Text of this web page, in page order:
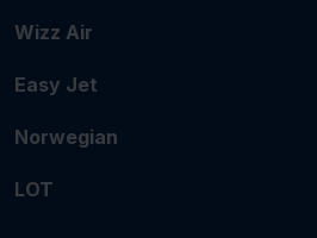
Wizz Air
Easy Jet
Norwegian
LOT